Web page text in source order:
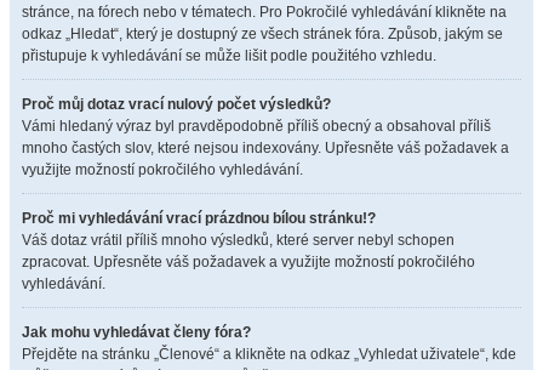
stránce, na fórech nebo v tématech. Pro Pokročilé vyhledávání klikněte na
odkaz „Hledat“, který je dostupný ze všech stránek fóra. Způsob, jakým se
přistupuje k vyhledávání se může lišit podle použitého vzhledu.
Proč můj dotaz vrací nulový počet výsledků?
Vámi hledaný výraz byl pravděpodobně příliš obecný a obsahoval příliš
mnoho častých slov, které nejsou indexovány. Upřesněte váš požadavek a
využijte možností pokročilého vyhledávání.
Proč mi vyhledávání vrací prázdnou bílou stránku!?
Váš dotaz vrátil příliš mnoho výsledků, které server nebyl schopen
zpracovat. Upřesněte váš požadavek a využijte možností pokročilého
vyhledávání.
Jak mohu vyhledávat členy fóra?
Přejděte na stránku „Členové“ a klikněte na odkaz „Vyhledat uživatele“, kde